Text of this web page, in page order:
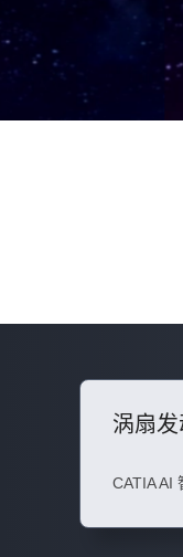
涡扇
CATIA AI